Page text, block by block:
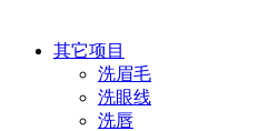
其它项目
洗眉毛
洗眼线
洗唇